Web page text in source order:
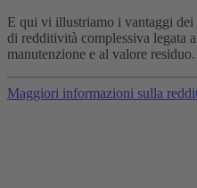
E qui vi illustriamo i vantaggi
di redditività complessiva legata
manutenzione e al valore residuo.
Maggiori informazioni sulla